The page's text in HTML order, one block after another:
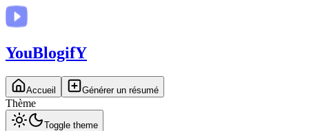
YouBlogifY
Accueil Générer un résumé
Thème
Toggle theme